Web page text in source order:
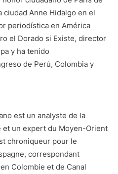
ciudad Anne Hidalgo en el
periodística en América
el Dorado si Existe, director
y ha tenido
de Perù, Colombia y
est un analyste de la
un expert du Moyen-Orient
chroniqueur pour le
correspondant
Colombie et de Canal